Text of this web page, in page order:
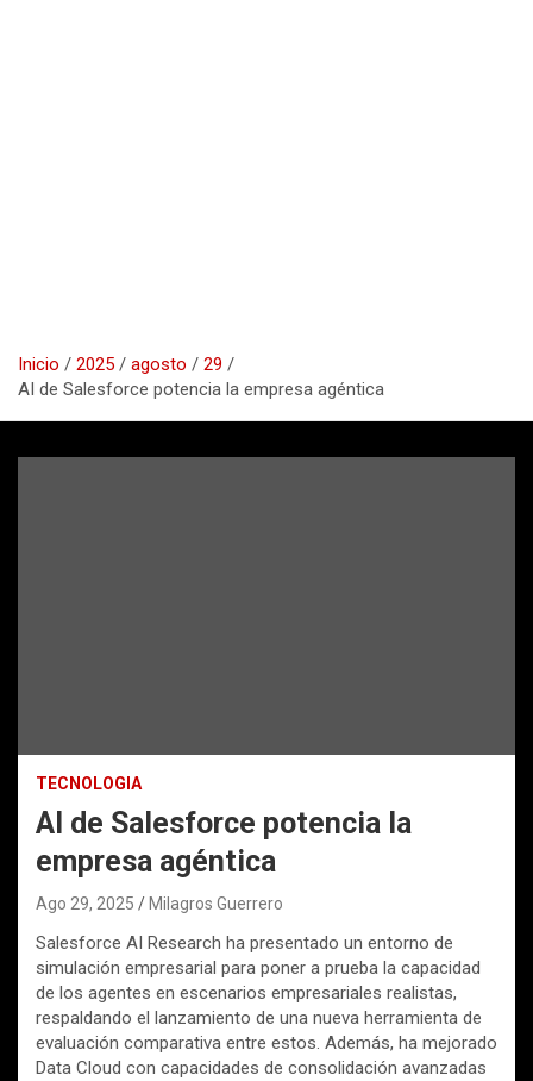
Inicio 2025 agosto
29
AI de Salesforce potencia la empresa agéntica
TECNOLOGIA
AI de Salesforce potencia la
empresa agéntica
Ago 29, 2025 Milagros Guerrero
Salesforce AI Research ha presentado un entorno de
simulación empresarial para poner a prueba la capacidad
de los agentes en escenarios empresariales realistas,
respaldando el lanzamiento de una nueva herramienta de
evaluación comparativa entre estos. Además, ha mejorado
Data Cloud con capacidades de consolidación avanzadas